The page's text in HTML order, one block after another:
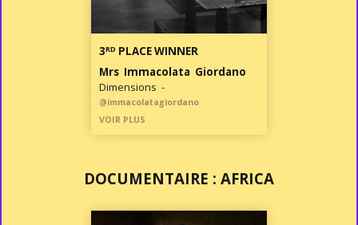
3RD PLACE WINNER
Mrs Immacolata Giordano
Dimensions -
@immacolatagiordano
VOIR PLUS
DOCUMENTAIRE : AFRICA